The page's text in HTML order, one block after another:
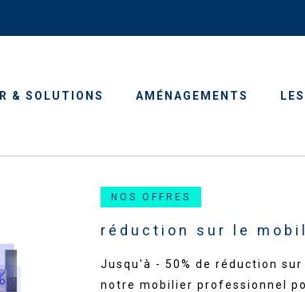
& SOLUTIONS AMÉNAGEMENTS
NOS OFFRES
réduction sur le
Jusqu'à - 50% de réduction
notre mobilier professionnel